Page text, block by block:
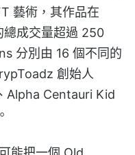
藝術，其作品在
成交量超過 250
分別由 16 個不同的
創始人
Alpha Centauri Kid